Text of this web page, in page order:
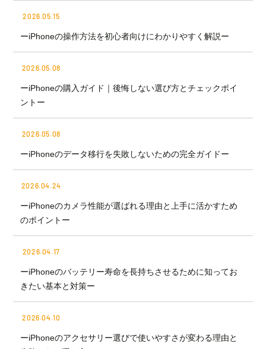
2026.05.15
ーiPhoneの操作方法を初心者向けにわかりやすく解説ー
2026.05.08
ーiPhoneの購入ガイド｜後悔しない選び方とチェックポイ
ントー
2026.05.08
ーiPhoneのデータ移行を失敗しないための完全ガイドー
2026.04.24
ーiPhoneのカメラ性能が選ばれる理由と上手に活かすため
のポイントー
2026.04.17
ーiPhoneのバッテリー寿命を長持ちさせるために知ってお
きたい基本と対策ー
2026.04.10
ーiPhoneのアクセサリー選びで使いやすさが変わる理由と